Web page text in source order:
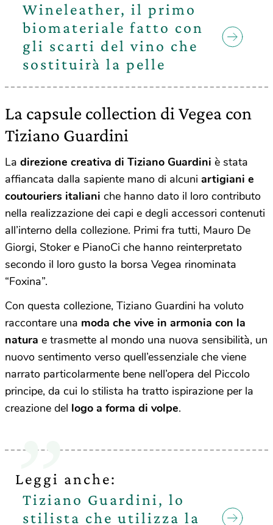
Wineleather, il primo
biomateriale fatto con
gli scarti del vino che
sostituirà la pelle
La capsule collection di Vegea con
Tiziano Guardini
La direzione creativa di Tiziano Guardini è stata
affiancata dalla sapiente mano di alcuni artigiani e
coutouriers italiani che hanno dato il loro contributo
nella realizzazione dei capi e degli accessori contenuti
all’interno della collezione. Primi fra tutti, Mauro De
Giorgi, Stoker e PianoCi che hanno reinterpretato
secondo il loro gusto la borsa Vegea rinominata
“Foxina”.
Con questa collezione, Tiziano Guardini ha voluto
raccontare una moda che vive in armonia con la
natura e trasmette al mondo una nuova sensibilità, un
nuovo sentimento verso quell’essenziale che viene
narrato particolarmente bene nell’opera del Piccolo
principe, da cui lo stilista ha tratto ispirazione per la
creazione del logo a forma di volpe.
Leggi anche:
Tiziano Guardini, lo
stilista che utilizza la